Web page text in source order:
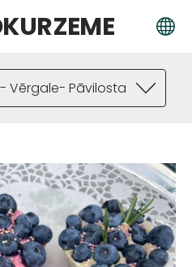
Vērgale- Pāvilosta